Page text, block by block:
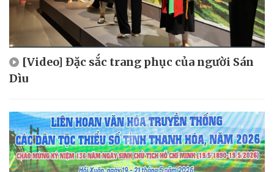
[Video] Đặc sắc trang phục của người Sán
Dìu